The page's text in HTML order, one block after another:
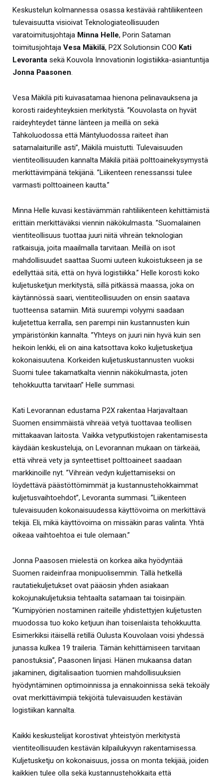
Keskustelun kolmannessa osassa kestävää rahtiliikenteen
tulevaisuutta visioivat Teknologiateollisuuden
varatoimitusjohtaja Minna Helle, Porin Sataman
toimitusjohtaja Vesa Mäkilä, P2X Solutionsin COO Kati
Levoranta sekä Kouvola Innovationin logistiikka-asiantuntija
Jonna Paasonen.
Vesa Mäkilä piti kuivasatamaa hienona pelinavauksena ja
korosti raideyhteyksien merkitystä. ”Kouvolasta on hyvät
raideyhteydet tänne länteen ja meillä on sekä
Tahkoluodossa että Mäntyluodossa raiteet ihan
satamalaiturille asti”, Mäkilä muistutti. Tulevaisuuden
vientiteollisuuden kannalta Mäkilä pitää polttoainekysymystä
merkittävimpänä tekijänä. ”Liikenteen renessanssi tulee
varmasti polttoaineen kautta.”
Minna Helle kuvasi kestävämmän rahtiliikenteen kehittämistä
erittäin merkittäväksi viennin näkökulmasta. ”Suomalainen
vientiteollisuus tuottaa juuri niitä vihreän teknologian
ratkaisuja, joita maailmalla tarvitaan. Meillä on isot
mahdollisuudet saattaa Suomi uuteen kukoistukseen ja se
edellyttää sitä, että on hyvä logistiikka.” Helle korosti koko
kuljetusketjun merkitystä, sillä pitkässä maassa, joka on
käytännössä saari, vientiteollisuuden on ensin saatava
tuotteensa satamiin. Mitä suurempi volyymi saadaan
kuljetettua kerralla, sen parempi niin kustannusten kuin
ympäristönkin kannalta. ”Yhteys on juuri niin hyvä kuin sen
heikoin lenkki, eli on aina katsottava koko kuljetusketjua
kokonaisuutena. Korkeiden kuljetuskustannusten vuoksi
Suomi tulee takamatkalta viennin näkökulmasta, joten
tehokkuutta tarvitaan” Helle summasi.
Kati Levorannan edustama P2X rakentaa Harjavaltaan
Suomen ensimmäistä vihreää vetyä tuottavaa teollisen
mittakaavan laitosta. Vaikka vetyputkistojen rakentamisesta
käydään keskusteluja, on Levorannan mukaan on tärkeää,
että vihreä vety ja synteettiset polttoaineet saadaan
markkinoille nyt. ”Vihreän vedyn kuljettamiseksi on
löydettävä päästöttömimmät ja kustannustehokkaimmat
kuljetusvaihtoehdot”, Levoranta summasi. ”Liikenteen
tulevaisuuden kokonaisuudessa käyttövoima on merkittävä
tekijä. Eli, mikä käyttövoima on missäkin paras valinta. Yhtä
oikeaa vaihtoehtoa ei tule olemaan.”
Jonna Paasosen mielestä on korkea aika hyödyntää
Suomen raideinfraa monipuolisemmin. Tällä hetkellä
rautatiekuljetukset ovat pääosin yhden asiakaan
kokojunakuljetuksia tehtaalta satamaan tai toisinpäin.
”Kumipyörien nostaminen raiteille yhdistettyjen kuljetusten
muodossa tuo koko ketjuun ihan toisenlaista tehokkuutta.
Esimerkiksi itäisellä retillä Oulusta Kouvolaan voisi yhdessä
junassa kulkea 19 traileria. Tämän kehittämiseen tarvitaan
panostuksia”, Paasonen linjasi. Hänen mukaansa datan
jakaminen, digitalisaation tuomien mahdollisuuksien
hyödyntäminen optimoinnissa ja ennakoinnissa sekä tekoäly
ovat merkittävimpiä tekijöitä tulevaisuuden kestävän
logistiikan kannalta.
Kaikki keskustelijat korostivat yhteistyön merkitystä
vientiteollisuuden kestävän kilpailukyvyn rakentamisessa.
Kuljetusketju on kokonaisuus, jossa on monta tekijää, joiden
kaikkien tulee olla sekä kustannustehokkaita että